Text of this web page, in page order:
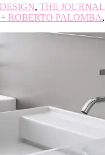
, THE JOURNAL
ROBERTO PALOMBA,